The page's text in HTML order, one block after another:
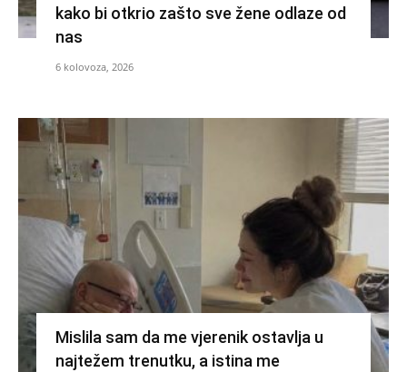
kako bi otkrio zašto sve žene odlaze od
nas
6 kolovoza, 2026
Mislila sam da me vjerenik ostavlja u
najtežem trenutku, a istina me